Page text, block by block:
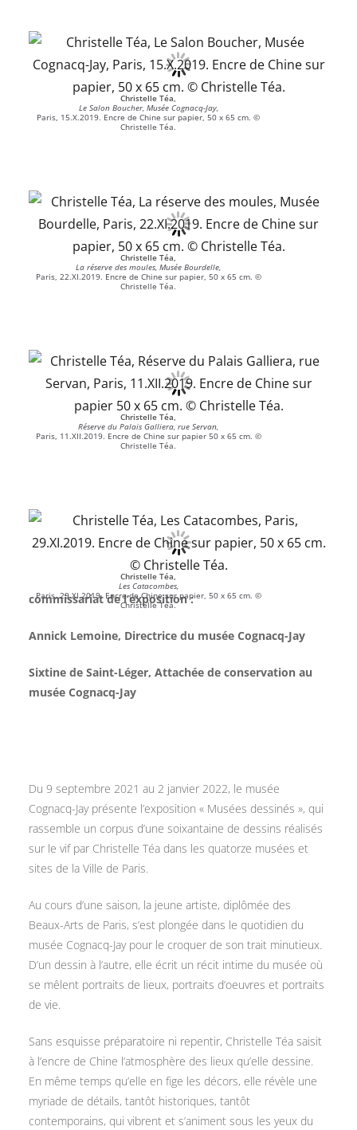
Christelle Téa,
Le Salon Boucher, Musée Cognacq-Jay,
Paris, 15.X.2019. Encre de Chine sur papier, 50 x 65 cm. ©
Christelle Téa.
Christelle Téa,
La réserve des moules, Musée Bourdelle,
Paris, 22.XI.2019. Encre de Chine sur papier, 50 x 65 cm. ©
Christelle Téa.
Christelle Téa,
Réserve du Palais Galliera, rue Servan,
Paris, 11.XII.2019. Encre de Chine sur papier 50 x 65 cm. ©
Christelle Téa.
Christelle Téa,
Les Catacombes,
Paris, 29.XI.2019. Encre de Chine sur papier, 50 x 65 cm. ©
Christelle Téa.
commissariat de l’exposition :
Annick Lemoine, Directrice du musée Cognacq-Jay
Sixtine de Saint-Léger, Attachée de conservation au
musée Cognacq-Jay
Du 9 septembre 2021 au 2 janvier 2022, le musée
Cognacq-Jay présente l’exposition « Musées dessinés », qui
rassemble un corpus d’une soixantaine de dessins réalisés
sur le vif par Christelle Téa dans les quatorze musées et
sites de la Ville de Paris.
Au cours d’une saison, la jeune artiste, diplômée des
Beaux-Arts de Paris, s’est plongée dans le quotidien du
musée Cognacq-Jay pour le croquer de son trait minutieux.
D’un dessin à l’autre, elle écrit un récit intime du musée où
se mêlent portraits de lieux, portraits d’oeuvres et portraits
de vie.
Sans esquisse préparatoire ni repentir, Christelle Téa saisit
à l’encre de Chine l’atmosphère des lieux qu’elle dessine.
En même temps qu’elle en fige les décors, elle révèle une
myriade de détails, tantôt historiques, tantôt
contemporains, qui vibrent et s’animent sous les yeux du